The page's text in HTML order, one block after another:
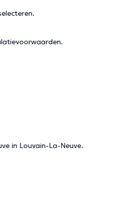
.
in Louvain-La-Neuve.